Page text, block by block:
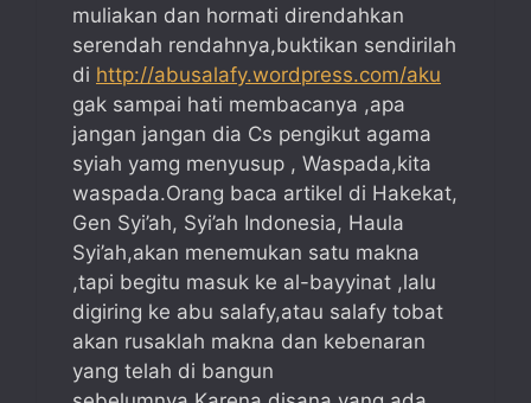
muliakan dan hormati direndahkan
serendah rendahnya,buktikan sendirilah
di http://abusalafy.wordpress.com/aku
gak sampai hati membacanya ,apa
jangan jangan dia Cs pengikut agama
syiah yamg menyusup , Waspada,kita
waspada.Orang baca artikel di Hakekat,
Gen Syi’ah, Syi’ah Indonesia, Haula
Syi’ah,akan menemukan satu makna
,tapi begitu masuk ke al-bayyinat ,lalu
digiring ke abu salafy,atau salafy tobat
akan rusaklah makna dan kebenaran
yang telah di bangun